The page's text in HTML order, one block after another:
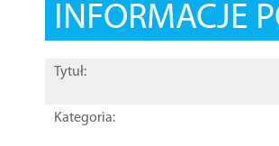
INFORMACJE
Tytuł:
Kategoria: